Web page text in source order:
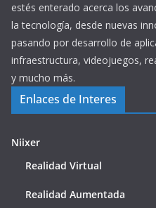
estés enterado acerca los
la tecnología, desde nuevas
pasando por desarrollo de
infraestructura, videojuegos,
y mucho más.
Enlaces de Interes
Niixer
Realidad Virtual
Realidad Aumentada